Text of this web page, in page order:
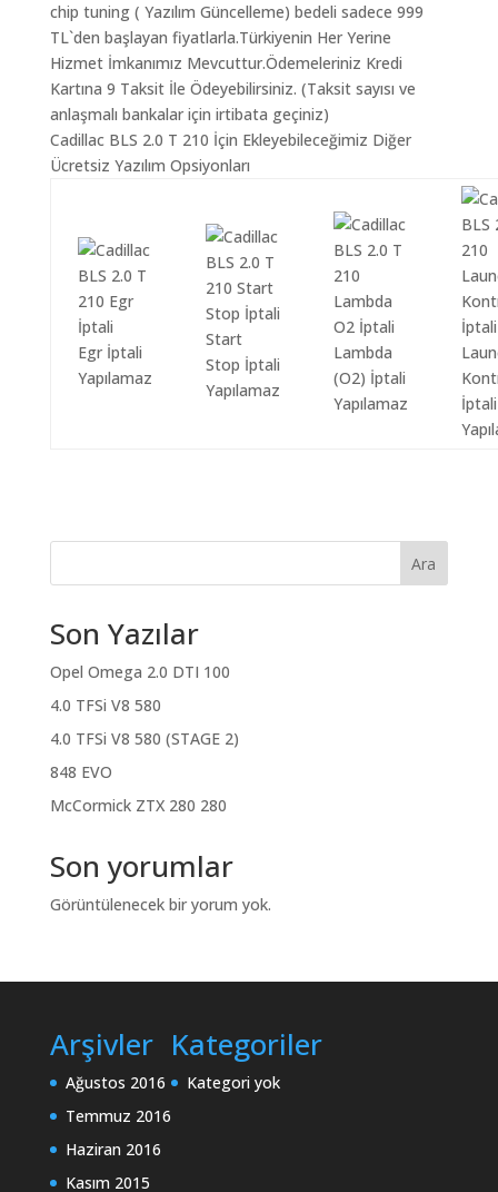
chip tuning ( Yazılım Güncelleme) bedeli sadece 999
TL`den başlayan fiyatlarla.Türkiyenin Her Yerine
Hizmet İmkanımız Mevcuttur.Ödemeleriniz Kredi
Kartına 9 Taksit İle Ödeyebilirsiniz. (Taksit sayısı ve
anlaşmalı bankalar için irtibata geçiniz)
Cadillac BLS 2.0 T 210 İçin Ekleyebileceğimiz Diğer
Ücretsiz Yazılım Opsiyonları
Egr İptali
Yapılamaz
Start
Stop İptali
Yapılamaz
Lambda
(O2) İptali
Yapılamaz
İptali
Ara
Son Yazılar
Opel Omega 2.0 DTI 100
4.0 TFSi V8 580
4.0 TFSi V8 580 (STAGE 2)
848 EVO
McCormick ZTX 280 280
Son yorumlar
Görüntülenecek bir yorum yok.
Arşivler
Ağustos 2016
Temmuz 2016
Haziran 2016
Kasım 2015
Kategoriler
Kategori yok